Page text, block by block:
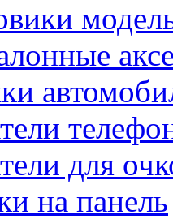
для
на панель